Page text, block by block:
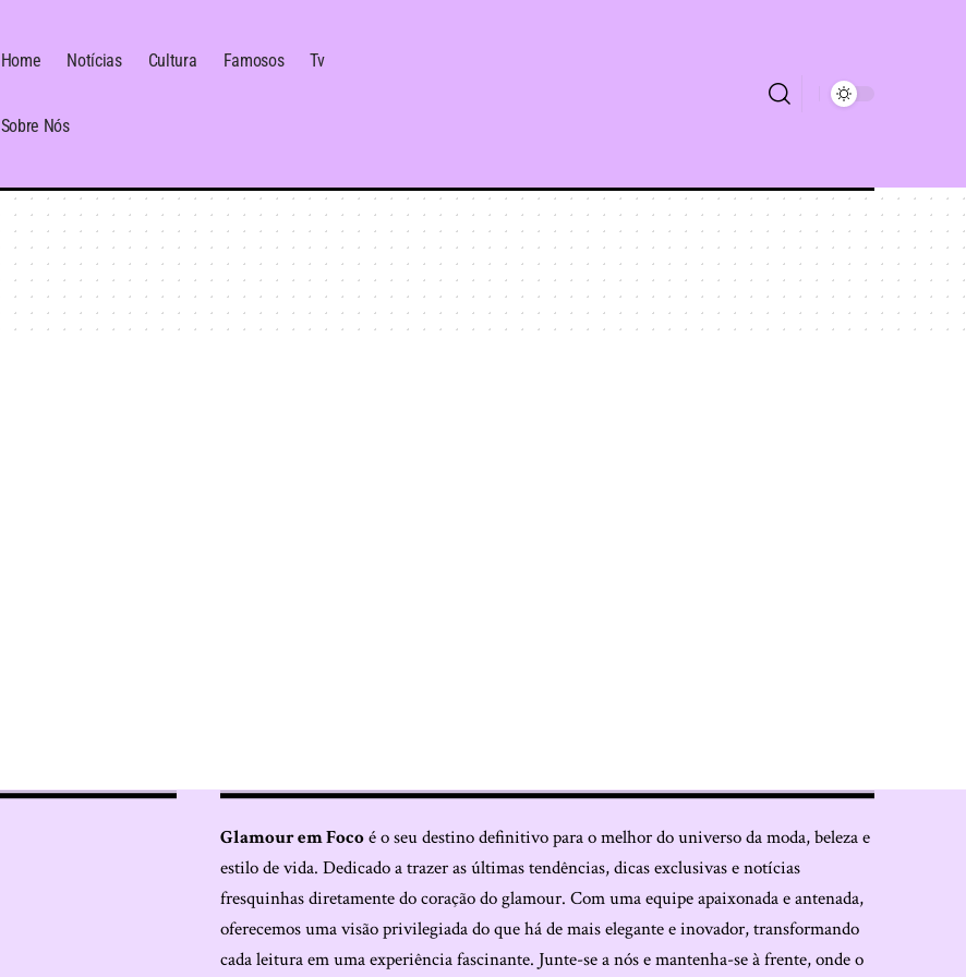
Home Notícias Cultura Famosos Tv
Sobre Nós
Glamour em Focoé o seu destino definitivo para o melhor do universo da moda, beleza e
estilo de vida. Dedicado a trazer as últimas tendências, dicas exclusivas e notícias
fresquinhas diretamente do coração do glamour. Com uma equipe apaixonada e antenada,
oferecemos uma visão privilegiada do que há de mais elegante e inovador, transformando
cada leitura em uma experiência fascinante. Junte-se a nós e mantenha-se à frente, onde o